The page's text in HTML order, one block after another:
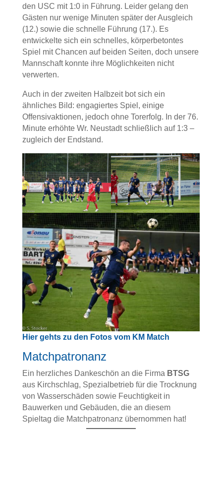
den USC mit 1:0 in Führung. Leider gelang den
Gästen nur wenige Minuten später der Ausgleich
(12.) sowie die schnelle Führung (17.). Es
entwickelte sich ein schnelles, körperbetontes
Spiel mit Chancen auf beiden Seiten, doch unsere
Mannschaft konnte ihre Möglichkeiten nicht
verwerten.
Auch in der zweiten Halbzeit bot sich ein
ähnliches Bild: engagiertes Spiel, einige
Offensivaktionen, jedoch ohne Torerfolg. In der 76.
Minute erhöhte Wr. Neustadt schließlich auf 1:3 –
zugleich der Endstand.
Hier gehts zu den Fotos vom KM Match
Matchpatronanz
Ein herzliches Dankeschön an die Firma BTSG
aus Kirchschlag, Spezialbetrieb für die Trocknung
von Wasserschäden sowie Feuchtigkeit in
Bauwerken und Gebäuden, die an diesem
Spieltag die Matchpatronanz übernommen hat!